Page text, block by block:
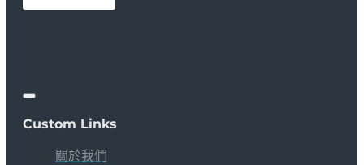
Custom Links
關於我們